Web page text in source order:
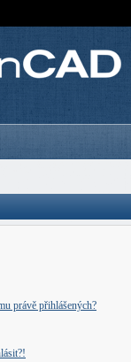
právě přihlášených?